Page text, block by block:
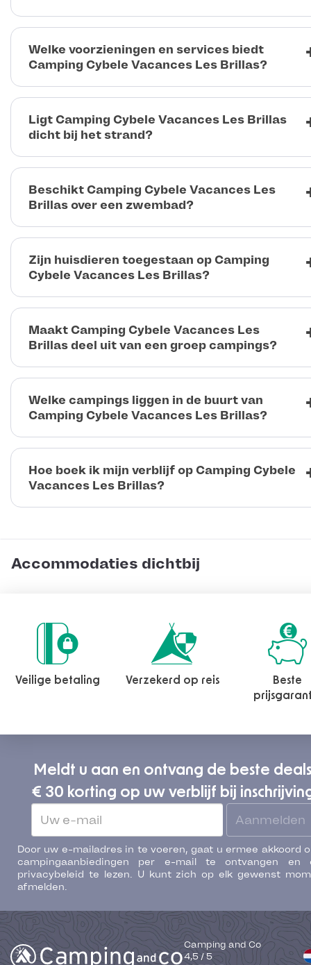
Welke voorzieningen en services biedt
Camping Cybele Vacances Les Brillas?
Ligt Camping Cybele Vacances Les Brillas
dicht bij het strand?
Beschikt Camping Cybele Vacances Les
Brillas over een zwembad?
Zijn huisdieren toegestaan op Camping
Cybele Vacances Les Brillas?
Maakt Camping Cybele Vacances Les
Brillas deel uit van een groep campings?
Welke campings liggen in de buurt van
Camping Cybele Vacances Les Brillas?
Hoe boek ik mijn verblijf op Camping Cybele
Vacances Les Brillas?
Accommodaties dichtbij
Veilige betaling Verzekerd op reis
Beste
Meldt u aan en ontvang de beste deals
€ 30 korting op uw verblijf bij
Aanmelden
Door uw e-mailadres in te voeren, gaat u ermee akkoord
campingaanbiedingen per e-mail te ontvangen en
privacybeleid te lezen. U kunt zich op elk gewenst
afmelden.
Camping and Co
4,5/5